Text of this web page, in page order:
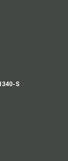
S